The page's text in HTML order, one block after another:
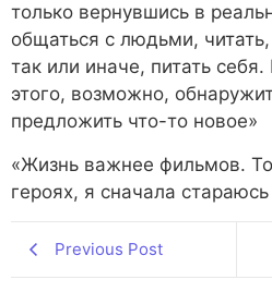
только вернувшись в
общаться с людьми,
так или иначе, питать
этого, возможно,
предложить что-то новое»
«Жизнь важнее фильмов.
героях, я сначала
Previous Post